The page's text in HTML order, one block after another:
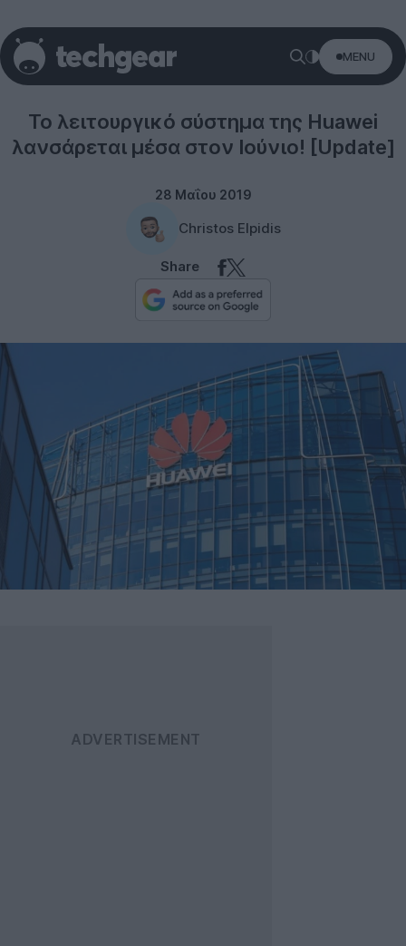
MENU
Το λειτουργικό σύστημα της Huawei
λανσάρεται μέσα στον Ιούνιο! [Update]
28 Μαΐου 2019
Christos Elpidis
Share